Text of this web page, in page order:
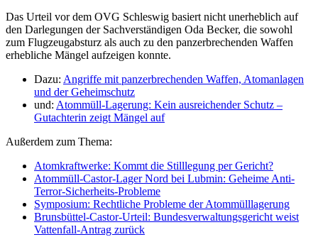
Das Urteil vor dem OVG Schleswig basiert nicht unerheblich auf
den Darlegungen der Sachverständigen Oda Becker, die sowohl
zum Flugzeugabsturz als auch zu den panzerbrechenden Waffen
erhebliche Mängel aufzeigen konnte.
Dazu: Angriffe mit panzerbrechenden Waffen, Atomanlagen
und der Geheimschutz
und: Atommüll-Lagerung: Kein ausreichender Schutz –
Gutachterin zeigt Mängel auf
Außerdem zum Thema:
Atomkraftwerke: Kommt die Stilllegung per Gericht?
Atommüll-Castor-Lager Nord bei Lubmin: Geheime Anti-
Terror-Sicherheits-Probleme
Symposium: Rechtliche Probleme der Atommülllagerung
Brunsbüttel-Castor-Urteil: Bundesverwaltungsgericht weist
Vattenfall-Antrag zurück